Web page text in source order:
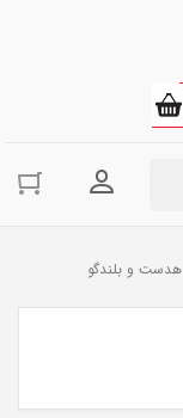
ورود به
هدست و بلندگو